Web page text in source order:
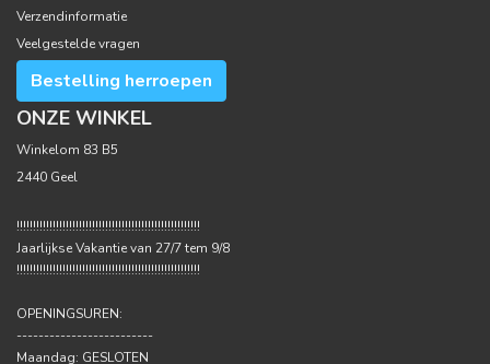
Verzendinformatie
Veelgestelde vragen
Bestelling herroepen
ONZE WINKEL
Winkelom 83 B5
2440 Geel
!!!!!!!!!!!!!!!!!!!!!!!!!!!!!!!!!!!!!!!!!!!!!!!!!!!!!!!!
Jaarlijkse Vakantie van 27/7 tem 9/8
!!!!!!!!!!!!!!!!!!!!!!!!!!!!!!!!!!!!!!!!!!!!!!!!!!!!!!!!
OPENINGSUREN:
-------------------------
Maandag: GESLOTEN